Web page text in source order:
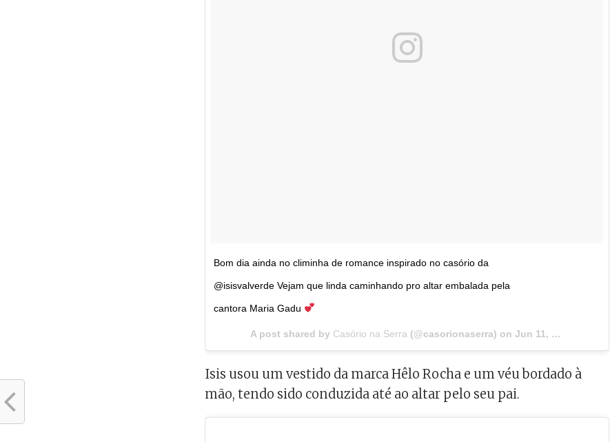
Bom dia ainda no climinha de romance inspirado no casório da
@isisvalverde Vejam que linda caminhando pro altar embalada pela
cantora Maria Gadu
A post shared by Casório na Serra (@casorionaserra) onJun 11, 2018 at 5:39am PDT
Isis usou um vestido da marca Hêlo Rocha e um véu bordado à
mão, tendo sido conduzida até ao altar pelo seu pai.